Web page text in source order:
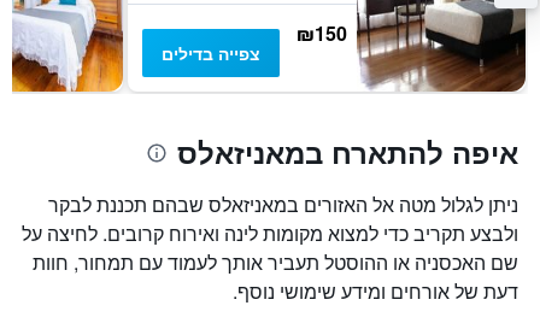
₪150
צפייה בדילים
איפה להתארח במאניזאלס
ניתן לגלול מטה אל האזורים במאניזאלס שבהם תכננת לבקר
ולבצע תקריב כדי למצוא מקומות לינה ואירוח קרובים. לחיצה על
שם האכסניה או ההוסטל תעביר אותך לעמוד עם תמחור, חוות
דעת של אורחים ומידע שימושי נוסף.